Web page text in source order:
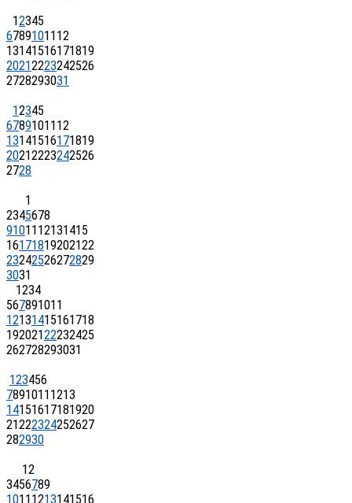
12345
67891011 12
13141516171819
20212223242526
2728293031
12345
67891011 12
13141516171819
20212223242526
2728
1
2345678
91011 12131415
16171819202122
23242526272829
3031
1234
567891011
12131415161718
19202122232425
262728293031
123456
7891011 1213
14151617181920
21222324252627
282930
12
3456789
1011 1213141516